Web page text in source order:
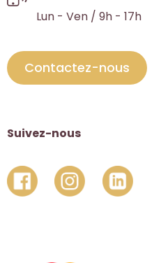
Lun - Ven / 9h - 17h
Contactez-nous
Suivez-nous